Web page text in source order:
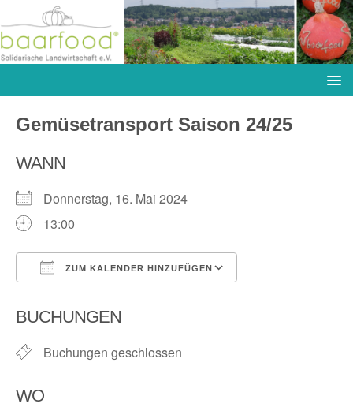
Gemüsetransport Saison 24/25
WANN
Donnerstag, 16. Mai 2024
13:00
ZUM KALENDER HINZUFÜGEN
BUCHUNGEN
Buchungen geschlossen
WO